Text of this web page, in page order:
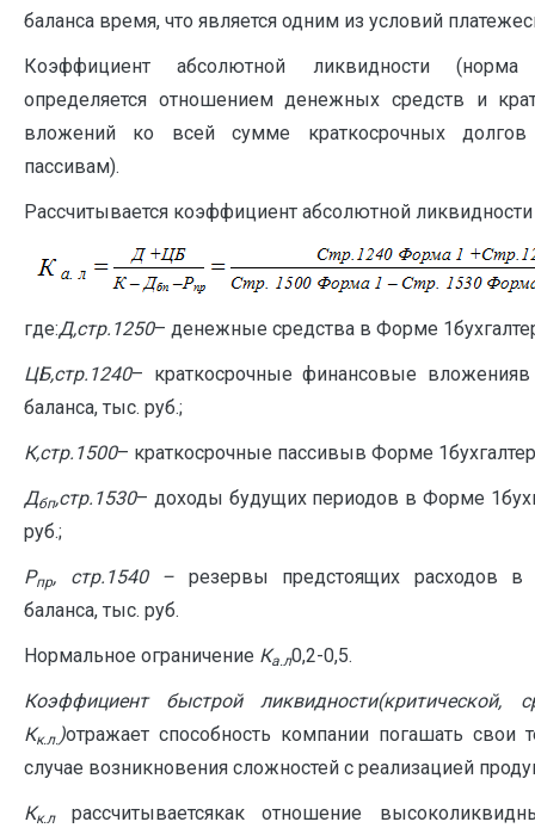
баланса время, что является одним из условий
Коэффициент абсолютной ликвидности
определяется отношением денежных средств и
вложений ко всей сумме краткосрочных долгов
пассивам).
Рассчитывается коэффициент абсолютной
где:Д,стр.1250– денежные средства в Форме
ЦБ,стр.1240– краткосрочные финансовые вложенияв
баланса, тыс. руб.;
К,стр.1500– краткосрочные пассивыв Форме
Дбп,стр.1530– доходы будущих периодов в Форме
руб.;
Рпр, стр.1540 – резервы предстоящих расходов в
баланса, тыс. руб.
Нормальное ограничение Ка.л0,2-0,5.
Коэффициент быстрой ликвидности(критической,
Кк.л. )отражает способность компании погашать свои
случае возникновения сложностей с реализацией
Кк.лрассчитываетсякак отношение